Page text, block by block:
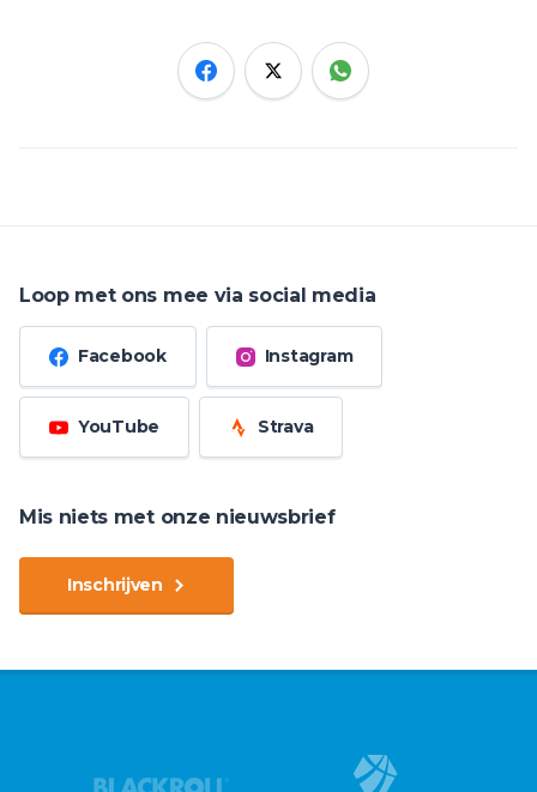
Loop met ons mee via social media
Facebook Instagram
YouTube Strava
Mis niets met onze nieuwsbrief
Inschrijven